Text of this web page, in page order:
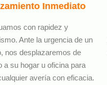
Inmediato
con rapidez y
Ante la urgencia de un
nos desplazaremos de
a su hogar u oficina para
avería con eficacia.